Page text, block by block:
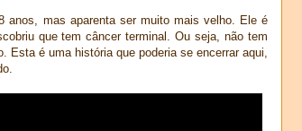
anos, mas aparenta ser muito mais velho. Ele é
que tem câncer terminal. Ou seja, não tem
Esta é uma história que poderia se encerrar aqui,